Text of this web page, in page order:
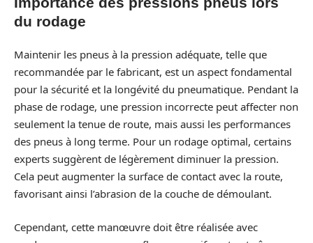
du rodage
Maintenir les pneus à la pression adéquate, telle que
recommandée par le fabricant, est un aspect fondamental
pour la sécurité et la longévité du pneumatique. Pendant la
phase de rodage, une pression incorrecte peut affecter non
seulement la tenue de route, mais aussi les performances
des pneus à long terme. Pour un rodage optimal, certains
experts suggèrent de légèrement diminuer la pression.
Cela peut augmenter la surface de contact avec la route,
favorisant ainsi l’abrasion de la couche de démoulant.
Cependant, cette manœuvre doit être réalisée avec